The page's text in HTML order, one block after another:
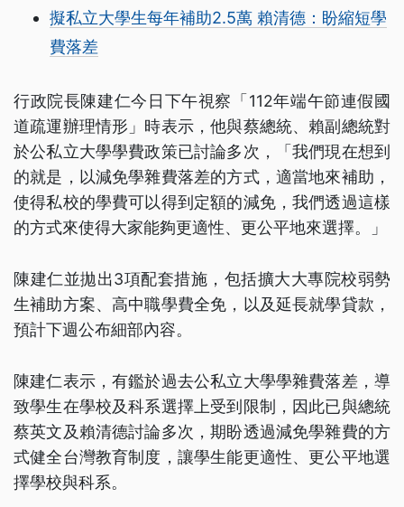
擬私立大學生每年補助2.5萬 賴清德：盼縮短學
費落差
行政院長陳建仁今日下午視察「112年端午節連假國
道疏運辦理情形」時表示，他與蔡總統、賴副總統對
於公私立大學學費政策已討論多次，「我們現在想到
的就是，以減免學雜費落差的方式，適當地來補助，
使得私校的學費可以得到定額的減免，我們透過這樣
的方式來使得大家能夠更適性、更公平地來選擇。」
陳建仁並拋出3項配套措施，包括擴大大專院校弱勢
生補助方案、高中職學費全免，以及延長就學貸款，
預計下週公布細部內容。
陳建仁表示，有鑑於過去公私立大學學雜費落差，導
致學生在學校及科系選擇上受到限制，因此已與總統
蔡英文及賴清德討論多次，期盼透過減免學雜費的方
式健全台灣教育制度，讓學生能更適性、更公平地選
擇學校與科系。